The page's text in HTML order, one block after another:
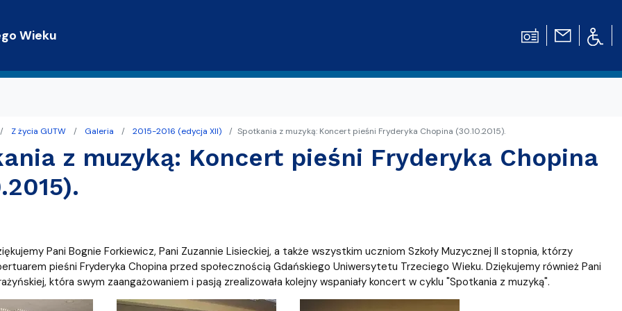
Wieku
WWW
z TPG
Z życia GUTW Galeria 2015-2016 (edycja XII) Spotkania z muzyką: Koncert pieśni Fryderyka Chopina (30.10.2015).
z muzyką: Koncert pieśni Fryderyka Chopina
Pani Bognie Forkiewicz, Pani Zuzannie Lisieckiej, a także wszystkim uczniom Szkoły Muzycznej II stopnia, którzy
pieśni Fryderyka Chopina przed społecznością Gdańskiego Uniwersytetu Trzeciego Wieku. Dziękujemy również Pani
która swym zaangażowaniem i pasją zrealizowała kolejny wspaniały koncert w cyklu "Spotkania z muzyką".